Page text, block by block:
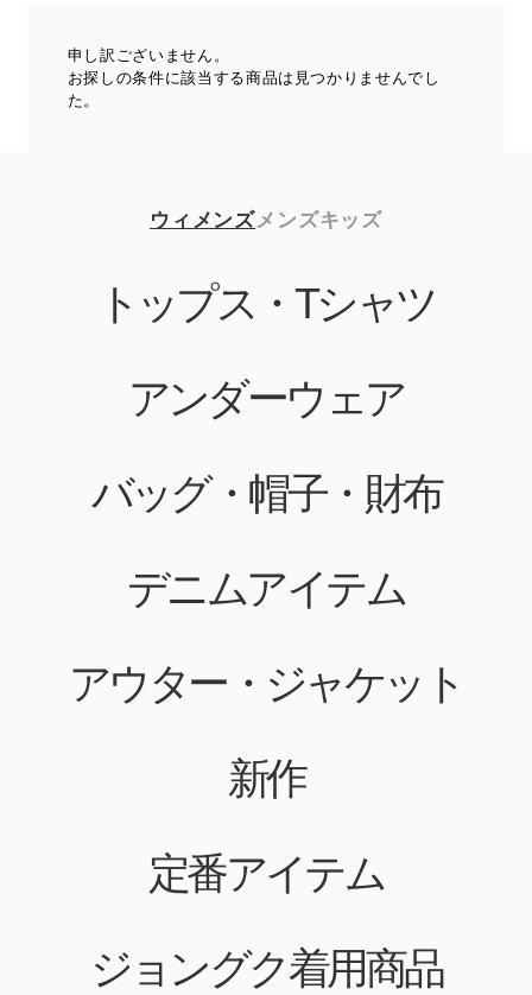
申し訳ございません。
お探しの条件に該当する商品は見つかりませんでし
た。
ウィメンズ
トップス・Tシャツ
アンダーウェア
バッグ・帽子・財布
デニムアイテム
アウター・ジャケット
新作
定番アイテム
ジョングク着用商品
メンズキッズ